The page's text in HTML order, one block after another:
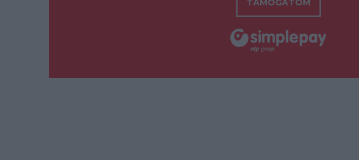
TÁMOGATOM